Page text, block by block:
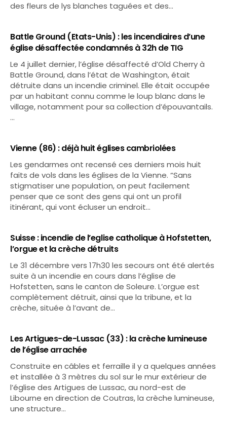
des fleurs de lys blanches taguées et des…
Battle Ground (Etats-Unis) : les incendiaires d’une
église désaffectée condamnés à 32h de TIG
Le 4 juillet dernier, l’église désaffecté d’Old Cherry à
Battle Ground, dans l’état de Washington, était
détruite dans un incendie criminel. Elle était occupée
par un habitant connu comme le loup blanc dans le
village, notamment pour sa collection d’épouvantails.
…
Vienne (86) : déjà huit églises cambriolées
Les gendarmes ont recensé ces derniers mois huit
faits de vols dans les églises de la Vienne. “Sans
stigmatiser une population, on peut facilement
penser que ce sont des gens qui ont un profil
itinérant, qui vont écluser un endroit…
Suisse : incendie de l’eglise catholique à Hofstetten,
l’orgue et la crèche détruits
Le 31 décembre vers 17h30 les secours ont été alertés
suite à un incendie en cours dans l’église de
Hofstetten, sans le canton de Soleure. L’orgue est
complètement détruit, ainsi que la tribune, et la
crèche, située à l’avant de…
Les Artigues-de-Lussac (33) : la crèche lumineuse
de l’église arrachée
Construite en câbles et ferraille il y a quelques années
et installée à 3 mètres du sol sur le mur extérieur de
l’église des Artigues de Lussac, au nord-est de
Libourne en direction de Coutras, la crèche lumineuse,
une structure…